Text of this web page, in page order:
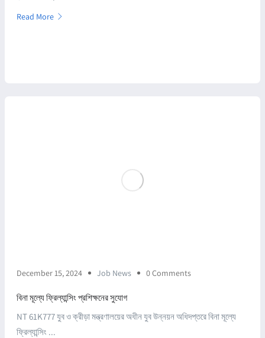
Read More
December 15, 2024 Job News 0 Comments
বিনা মূল্যে ফ্রিল্যান্সিং প্রশিক্ষনের সুযোগ
NT 61K777 যুব ও ক্রীড়া মন্ত্রণালয়ের অধীন যুব উন্নয়ন অধিদপ্তরে বিনা মূল্যে
ফ্রিল্যান্সিং ...